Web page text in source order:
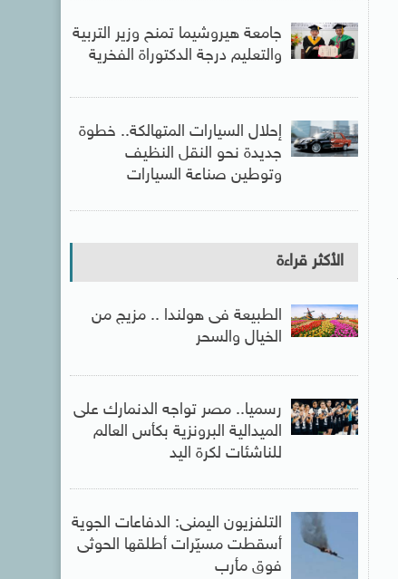
جامعة هيروشيما تمنح وزير التربية
والتعليم درجة الدكتوراة الفخرية
إحلال السيارات المتهالكة.. خطوة
جديدة نحو النقل النظيف
وتوطين صناعة السيارات
الأكثر قراءة
الطبيعة فى هولندا .. مزيج من
الخيال والسحر
رسميا.. مصر تواجه الدنمارك على
الميدالية البرونزية بكأس العالم
للناشئات لكرة اليد
التلفزيون اليمنى: الدفاعات الجوية
أسقطت مسيّرات أطلقها الحوثى
فوق مأرب